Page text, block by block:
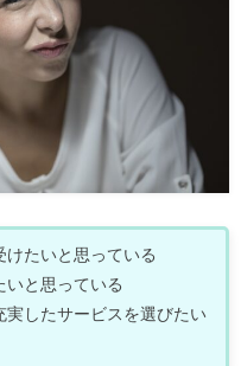
けたいと思っている
いと思っている
実したサービスを選びたい